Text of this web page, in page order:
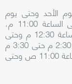
الأحد وحتى يوم
الجمعة، وذلك من الساعة 8:15 ص وحتى الساعة 11:00 م،
تتضمن استراحة للصلاة يوم الجمعة من الساعة 12:30 م وحتى
الساعة 2:30 م، واستراحة يومية من الساعة 2:30 م حتى 3:30 م
وخٌصص يوم السبت للتسجيل فقط من الساعة 11:00 ص وحتى